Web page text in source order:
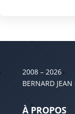
2008 – 2026
BERNARD
À PROPOS